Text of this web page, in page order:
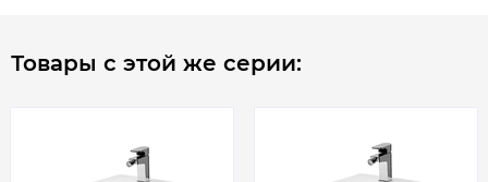
Товары с этой же серии: